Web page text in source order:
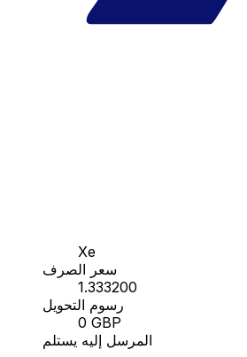
Xe
سعر الصرف
1.333200
رسوم التحويل
0 GBP
المرسل إليه يستلم